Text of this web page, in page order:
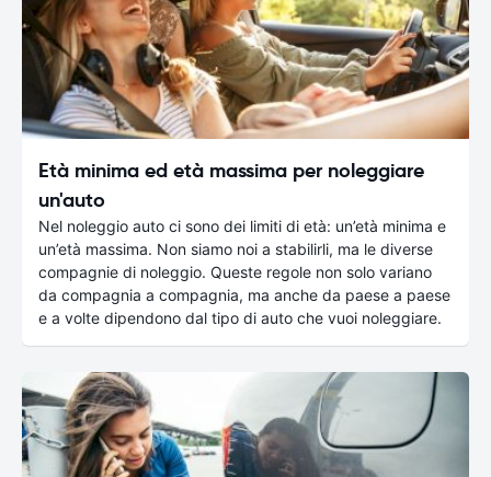
Età minima ed età massima per noleggiare
un'auto
Nel noleggio auto ci sono dei limiti di età: un’età minima e
un’età massima. Non siamo noi a stabilirli, ma le diverse
compagnie di noleggio. Queste regole non solo variano
da compagnia a compagnia, ma anche da paese a paese
e a volte dipendono dal tipo di auto che vuoi noleggiare.